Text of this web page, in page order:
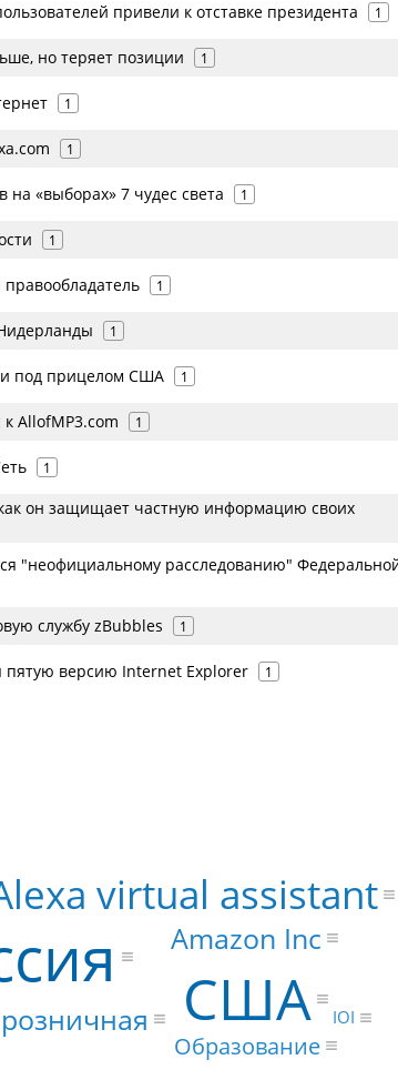
привели к отставке президента 1
но теряет позиции 1
1
1
на «выборах» 7 чудес света 1
1
1
1
под прицелом США 1
AllofMP3.com 1
1
он защищает частную информацию своих
"неофициальному расследованию"
службу zBubbles 1
пятую версию Internet Explorer 1
США
virtual assistant
Amazon Inc
Образование
IOI